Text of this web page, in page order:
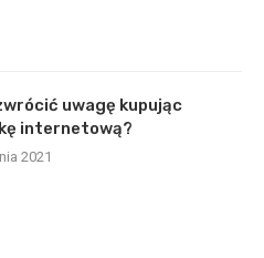
uwagę kupując
internetową?
2021